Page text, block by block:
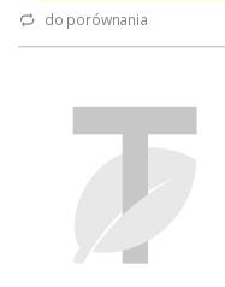
do porównania